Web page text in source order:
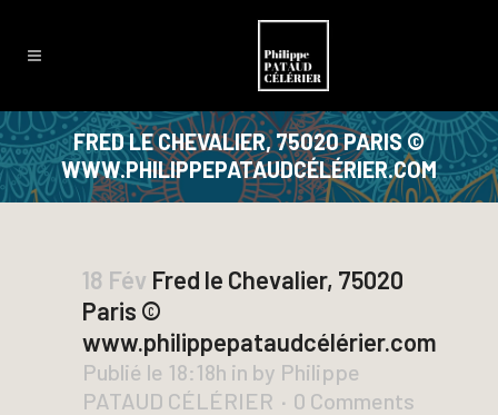
FRED LE CHEVALIER, 75020 PARIS ©
WWW.PHILIPPEPATAUDCÉLÉRIER.COM
18 Fév Fred le Chevalier, 75020
Paris ©
www.philippepataudcélérier.com
Publié le 18:18h in by Philippe
PATAUD CÉLÉRIER
0 Comments